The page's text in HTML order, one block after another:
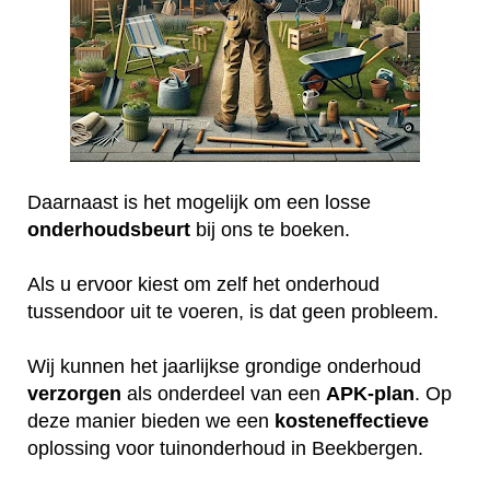
Daarnaast is het mogelijk om een losse
onderhoudsbeurt bij ons te boeken.
Als u ervoor kiest om zelf het onderhoud
tussendoor uit te voeren, is dat geen probleem.
Wij kunnen het jaarlijkse grondige onderhoud
verzorgen als onderdeel van een APK-plan. Op
deze manier bieden we een kosteneffectieve
oplossing voor tuinonderhoud in Beekbergen.